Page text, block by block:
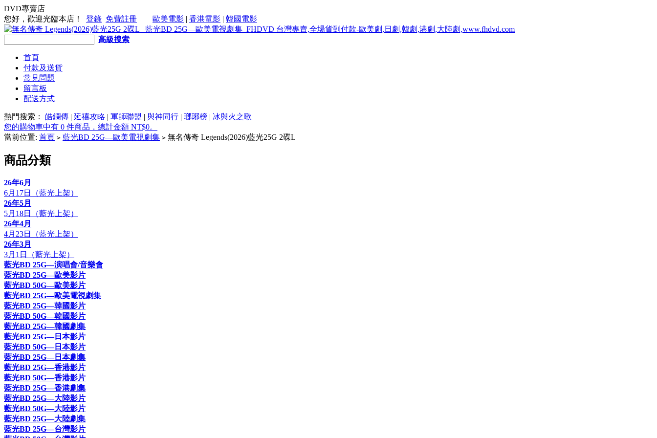
DVD專賣店
您好，歡迎光臨本店！
登錄 免費註冊 歐美電影 | 香港電影 | 韓國電影
高級搜索
首頁
付款及送貨
常見問題
留言板
配送方式
熱門搜索： 皓鑭傳 | 延禧攻略 | 軍師聯盟 | 與神同行 | 瑯琊榜 | 冰與火之歌
您的購物車中有 0 件商品，總計金額 NT$0。
當前位置: 首頁 > 藍光BD 25G—歐美電視劇集 > 無名傳奇 Legends(2026)藍光25G 2碟L
商品分類
26年6月
6月17日（藍光上架）
26年5月
5月18日（藍光上架）
26年4月
4月23日（藍光上架）
26年3月
3月1日（藍光上架）
藍光BD 25G—演唱會/音樂會
藍光BD 25G—歐美影片
藍光BD 50G—歐美影片
藍光BD 25G—歐美電視劇集
藍光BD 25G—韓國影片
藍光BD 50G—韓國影片
藍光BD 25G—韓國劇集
藍光BD 25G—日本影片
藍光BD 50G—日本影片
藍光BD 25G—日本劇集
藍光BD 25G—香港影片
藍光BD 50G—香港影片
藍光BD 25G—香港劇集
藍光BD 25G—大陸影片
藍光BD 50G—大陸影片
藍光BD 25G—大陸劇集
藍光BD 25G—台灣影片